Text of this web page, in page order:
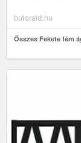
butoraid.hu
Összes Fekete fém